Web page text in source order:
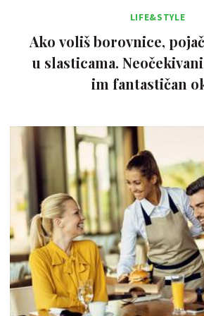
LIFE&STYLE
Ako voliš borovnice,
u slasticama.
im fantastičan